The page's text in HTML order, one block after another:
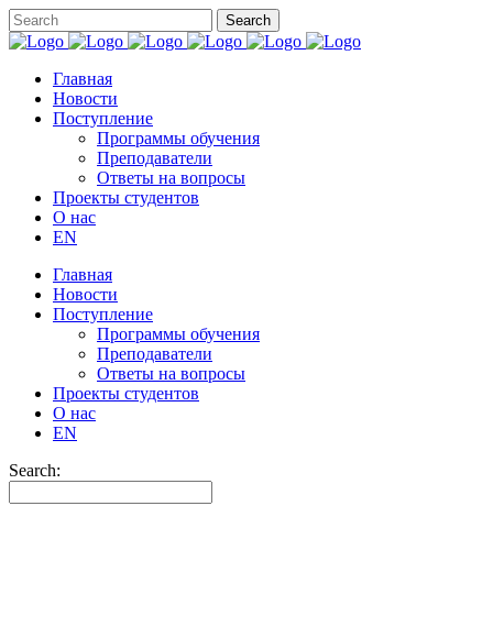
Главная
Новости
Поступление
Программы обучения
Преподаватели
Ответы на вопросы
Проекты студентов
О нас
EN
Главная
Новости
Поступление
Программы обучения
Преподаватели
Ответы на вопросы
Проекты студентов
О нас
EN
Search: